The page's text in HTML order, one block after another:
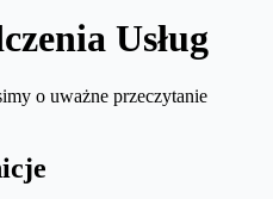
Usług
o uważne przeczytanie